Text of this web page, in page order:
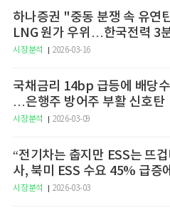
하나증권 "중동 분쟁 속 유연
LNG 원가 우위…한국전력 3
승 전망"
시장분석 2026-03-16
국채금리 14bp 급등에 배당
…은행주 방어주 부활 신호탄
시장분석 2026-03-09
“전기차는 춥지만 ESS는 뜨
사, 북미 ESS 수요 45% 급증
시장분석 2026-03-03